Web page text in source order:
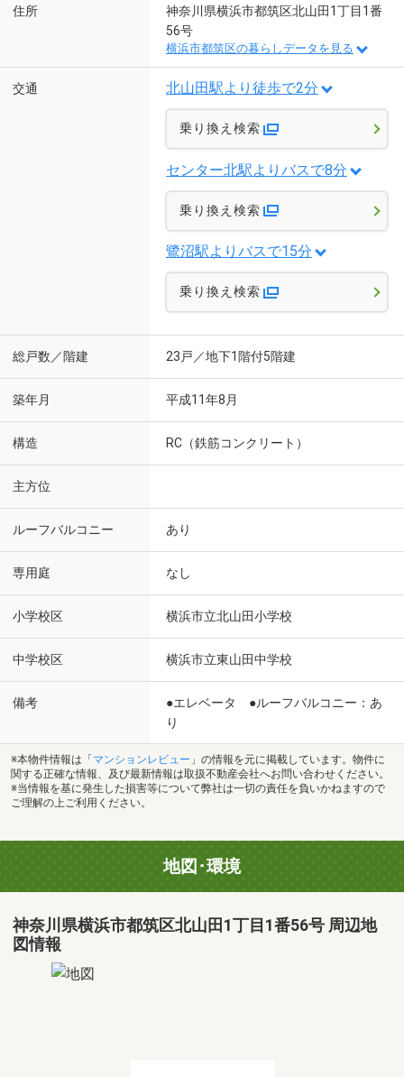
住所
神奈川県横浜市都筑区北山田1丁目1番
56号
横浜市都筑区の暮らしデータを見る
交通 北山田駅より徒歩で2分
乗り換え検索
センター北駅よりバスで8分
乗り換え検索
鷺沼駅よりバスで15分
乗り換え検索
総戸数／階建 23戸／地下1階付5階建
築年月 平成11年8月
構造 RC（鉄筋コンクリート）
主方位
ルーフバルコニー あり
専用庭 なし
小学校区 横浜市立北山田小学校
中学校区 横浜市立東山田中学校
備考
●エレベータ ●ルーフバルコニー：あ
り
※本物件情報は「 マンションレビュー 」の情報を元に掲載しています。物件に
関する正確な情報、及び最新情報は取扱不動産会社へお問い合わせください。
※当情報を基に発生した損害等について弊社は一切の責任を負いかねますので
ご理解の上ご利用ください。
地図･環境
神奈川県横浜市都筑区北山田1丁目1番56号 周辺地
図情報